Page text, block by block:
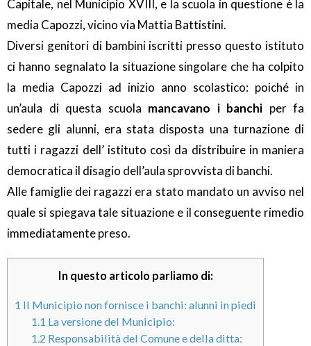
Capitale, nel Municipio XVIII, e la scuola in questione è la
media Capozzi, vicino via Mattia Battistini.
Diversi genitori di bambini iscritti presso questo istituto
ci hanno segnalato la situazione singolare che ha colpito
la media Capozzi ad inizio anno scolastico: poiché in
un’aula di questa scuola mancavano i banchi per fa
sedere gli alunni, era stata disposta una turnazione di
tutti i ragazzi dell’ istituto così da distribuire in maniera
democratica il disagio dell’aula sprovvista di banchi.
Alle famiglie dei ragazzi era stato mandato un avviso nel
quale si spiegava tale situazione e il conseguente rimedio
immediatamente preso.
In questo articolo parliamo di:
1 Il Municipio non fornisce i banchi: alunni in piedi
1.1 La versione del Municipio:
1.2 Responsabilità del Comune e della ditta: